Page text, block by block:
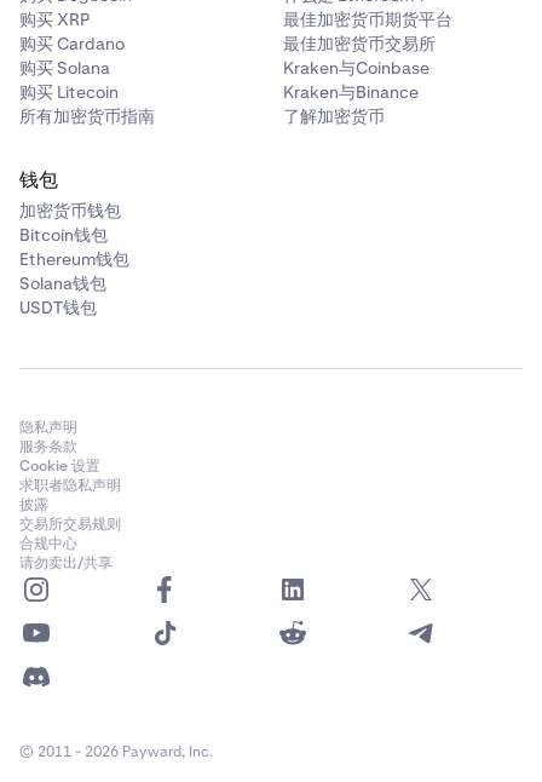
购买 XRP
购买 Cardano
购买 Solana
购买 Litecoin
所有加密货币指南
最佳加密货币期货平台
最佳加密货币交易所
Kraken与Coinbase
Kraken与Binance
了解加密货币
钱包
加密货币钱包
Bitcoin钱包
Ethereum钱包
Solana钱包
USDT钱包
隐私声明
服务条款
Cookie 设置
求职者隐私声明
披露
交易所交易规则
合规中心
请勿卖出/共享
© 2011 - 2026 Payward, Inc.